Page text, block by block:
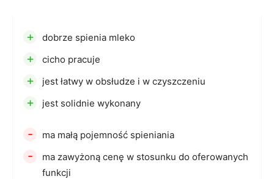
+ dobrze spienia mleko
+ cicho pracuje
+ jest łatwy w obsłudze i w czyszczeniu
+ jest solidnie wykonany
- ma małą pojemność spieniania
-
ma zawyżoną cenę w stosunku do oferowanych
funkcji